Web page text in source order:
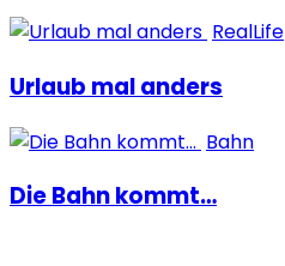
RealLife
Urlaub mal anders
Bahn
Die Bahn kommt…